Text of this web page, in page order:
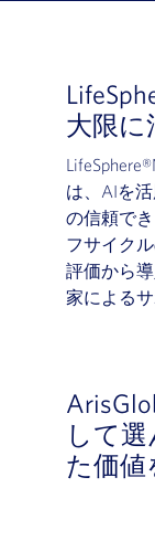
大限に
は、AIを
の信頼で
フサイク
評価から
家による
して
た価値